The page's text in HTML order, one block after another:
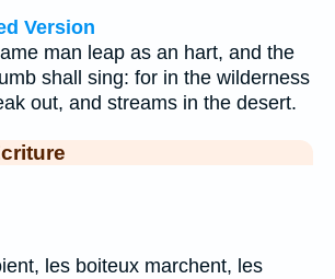
Version
man leap as an hart, and the
shall sing: for in the wilderness
out, and streams in the desert.
les boiteux marchent, les